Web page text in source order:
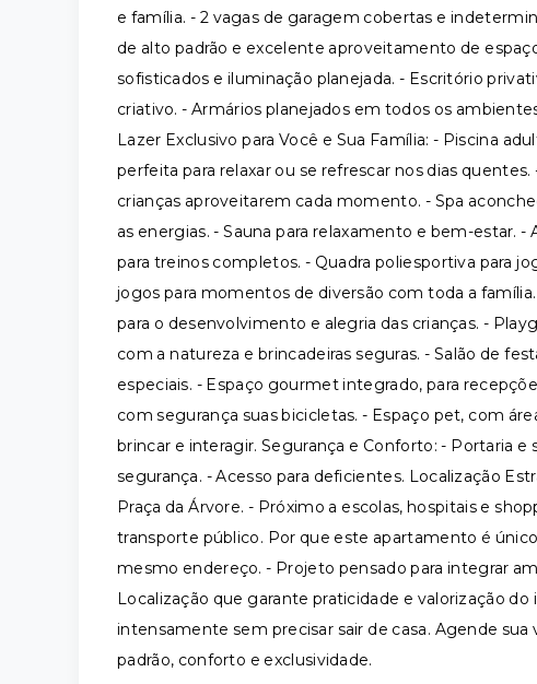
e família. - 2 vagas de garagem cobertas e
de alto padrão e excelente aproveitamento de
sofisticados e iluminação planejada. - Escritório
criativo. - Armários planejados em todos os
Lazer Exclusivo para Você e Sua Família: - Piscina
perfeita para relaxar ou se refrescar nos dias
crianças aproveitarem cada momento. - Spa
as energias. - Sauna para relaxamento e bem-estar.
para treinos completos. - Quadra poliesportiva para
jogos para momentos de diversão com toda a
para o desenvolvimento e alegria das crianças. -
com a natureza e brincadeiras seguras. - Salão de
especiais. - Espaço gourmet integrado, para
com segurança suas bicicletas. - Espaço pet, com
brincar e interagir. Segurança e Conforto: - Portaria e
segurança. - Acesso para deficientes. Localização
Praça da Árvore. - Próximo a escolas, hospitais e
transporte público. Por que este apartamento é
mesmo endereço. - Projeto pensado para integrar
Localização que garante praticidade e valorização
intensamente sem precisar sair de casa. Agende
padrão, conforto e exclusividade.